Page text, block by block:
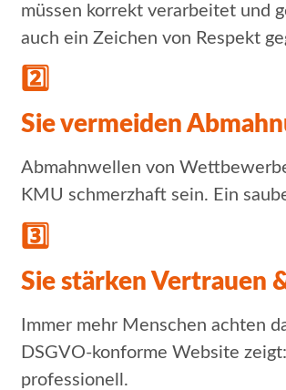
müssen korrekt verarbeitet und
auch ein Zeichen von Respekt
2️⃣
Sie vermeiden
Abmahnwellen von
KMU schmerzhaft sein. Ein
3️⃣
Sie stärken Vertrauen
Immer mehr Menschen achten
DSGVO-konforme Website
professionell.